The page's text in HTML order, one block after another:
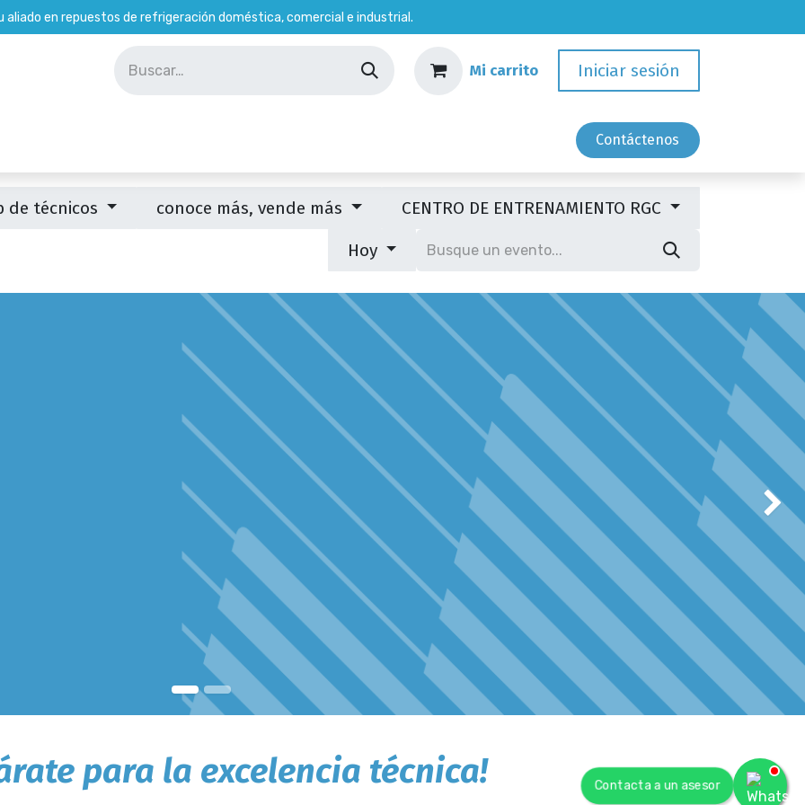
aliado en repuestos de refrigeración doméstica, comercial e industrial.
Mi carrito Iniciar sesión
Contácten​​os
de técnicos conoce más, vende más CENTRO DE ENTRENAMIENTO RGC
Hoy
para la excelencia técnica! Contacta a un asesor